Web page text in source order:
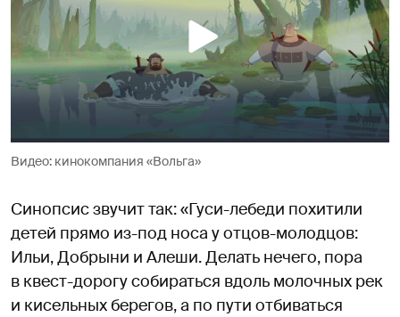
Видео: кинокомпания «Вольга»
Синопсис звучит так: «Гуси-лебеди похитили
детей прямо из-под носа у отцов-молодцов:
Ильи, Добрыни и Алеши. Делать нечего, пора
в квест-дорогу собираться вдоль молочных рек
и кисельных берегов, а по пути отбиваться